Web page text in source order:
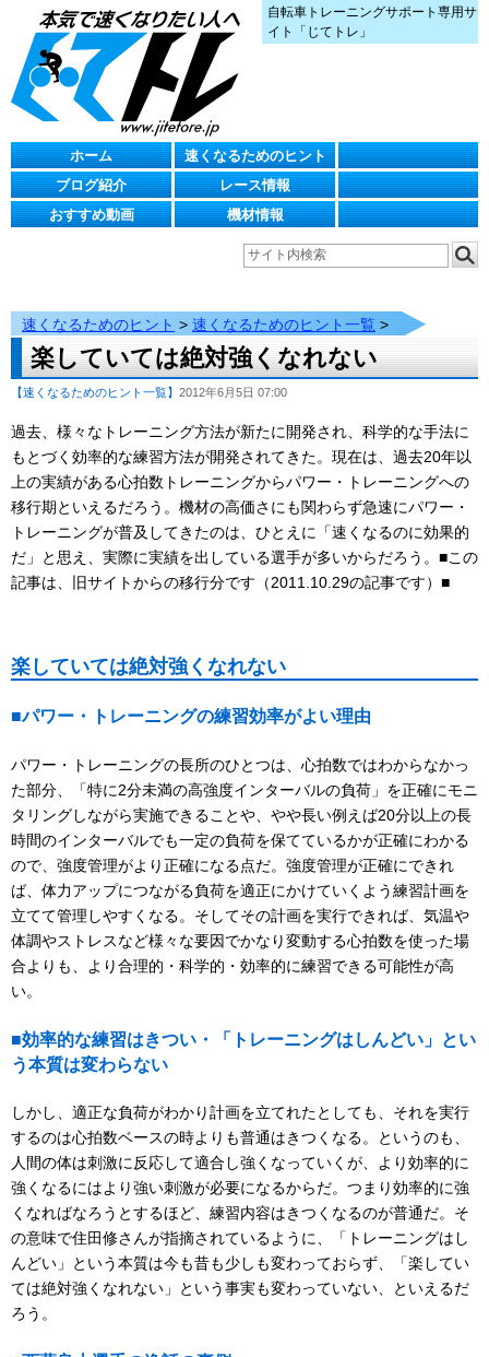
自転車トレーニングサポート専用サ
イト「じてトレ」
ホーム
速くなるためのヒント
ブログ紹介
レース情報
おすすめ動画
機材情報
速くなるためのヒント > 速くなるためのヒント一覧 >
楽していては絶対強くなれない
【速くなるためのヒント一覧】 2012年6月5日 07:00
過去、様々なトレーニング方法が新たに開発され、科学的な手法に
もとづく効率的な練習方法が開発されてきた。現在は、過去20年以
上の実績がある心拍数トレーニングからパワー・トレーニングへの
移行期といえるだろう。機材の高価さにも関わらず急速にパワー・
トレーニングが普及してきたのは、ひとえに「速くなるのに効果的
だ」と思え、実際に実績を出している選手が多いからだろう。■この
記事は、旧サイトからの移行分です（2011.10.29の記事です）■
楽していては絶対強くなれない
■パワー・トレーニングの練習効率がよい理由
パワー・トレーニングの長所のひとつは、心拍数ではわからなかっ
た部分、「特に2分未満の高強度インターバルの負荷」を正確にモニ
タリングしながら実施できることや、やや長い例えば20分以上の長
時間のインターバルでも一定の負荷を保てているかが正確にわかる
ので、強度管理がより正確になる点だ。強度管理が正確にできれ
ば、体力アップにつながる負荷を適正にかけていくよう練習計画を
立てて管理しやすくなる。そしてその計画を実行できれば、気温や
体調やストレスなど様々な要因でかなり変動する心拍数を使った場
合よりも、より合理的・科学的・効率的に練習できる可能性が高
い。
■効率的な練習はきつい・「トレーニングはしんどい」とい
う本質は変わらない
しかし、適正な負荷がわかり計画を立てれたとしても、それを実行
するのは心拍数ベースの時よりも普通はきつくなる。というのも、
人間の体は刺激に反応して適合し強くなっていくが、より効率的に
強くなるにはより強い刺激が必要になるからだ。つまり効率的に強
くなればなろうとするほど、練習内容はきつくなるのが普通だ。そ
の意味で住田修さんが指摘されているように、「トレーニングはし
んどい」という本質は今も昔も少しも変わっておらず、「楽してい
ては絶対強くなれない」という事実も変わっていない、といえるだ
ろう。